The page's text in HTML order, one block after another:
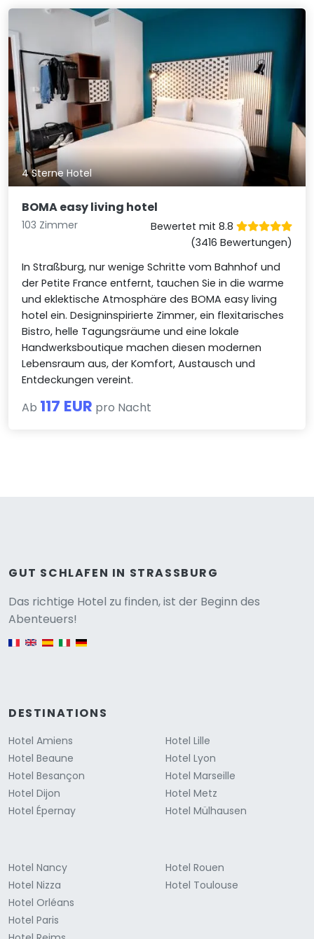
4 Sterne Hotel
BOMA easy living hotel
103 Zimmer
Bewertet mit 8.8
(3416 Bewertungen)
In Straßburg, nur wenige Schritte vom Bahnhof und
der Petite France entfernt, tauchen Sie in die warme
und eklektische Atmosphäre des BOMA easy living
hotel ein. Designinspirierte Zimmer, ein flexitarisches
Bistro, helle Tagungsräume und eine lokale
Handwerksboutique machen diesen modernen
Lebensraum aus, der Komfort, Austausch und
Entdeckungen vereint.
Ab 117 EUR pro Nacht
GUT SCHLAFEN IN STRASSBURG
Das richtige Hotel zu finden, ist der Beginn des
Abenteuers!
DESTINATIONS
Hotel Amiens
Hotel Beaune
Hotel Besançon
Hotel Dijon
Hotel Épernay
Hotel Lille
Hotel Lyon
Hotel Marseille
Hotel Metz
Hotel Mülhausen
Hotel Nancy
Hotel Nizza
Hotel Orléans
Hotel Paris
Hotel Rouen
Hotel Toulouse